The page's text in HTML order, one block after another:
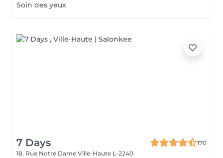
Soin des yeux
7 Days
170
18, Rue Notre Dame Ville-Haute L-2240